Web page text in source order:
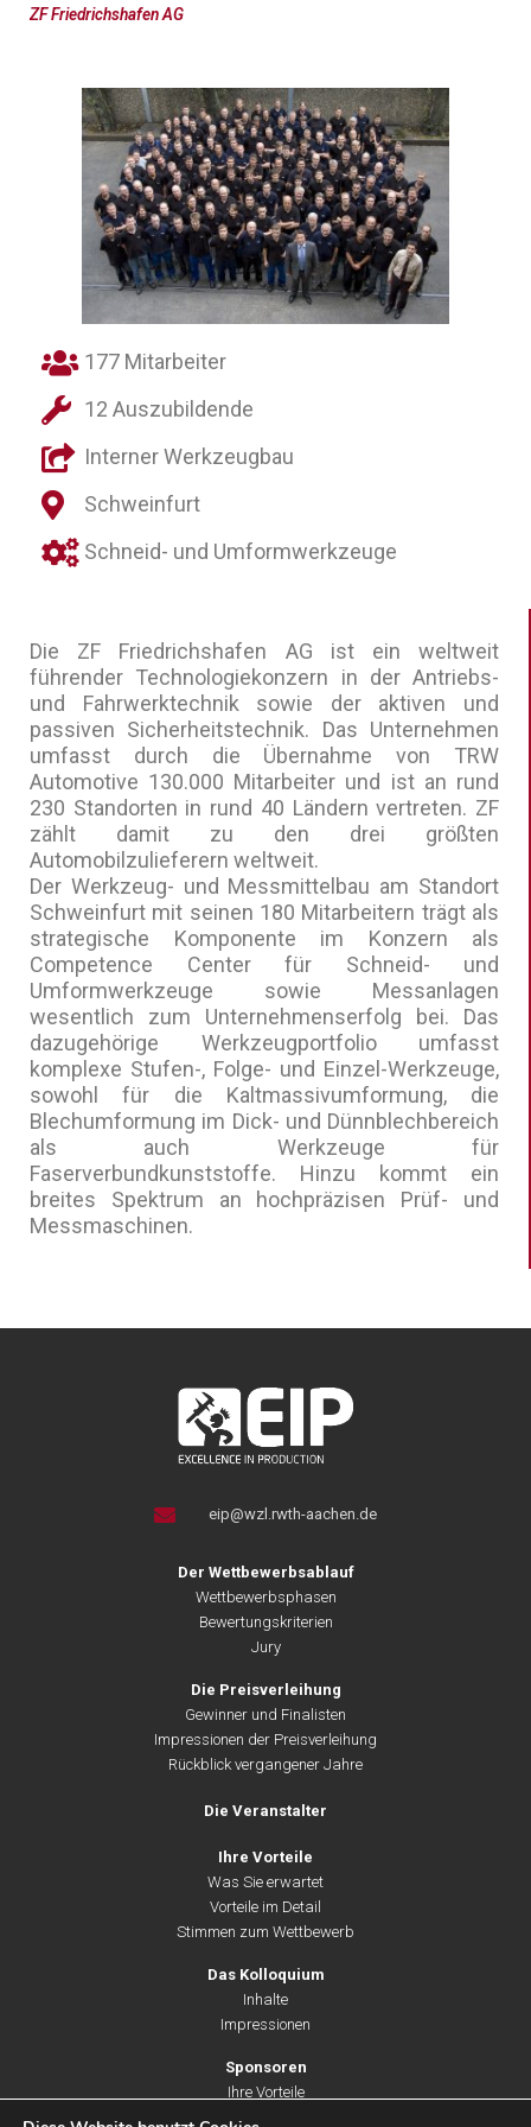
Die ZF Friedrichshafen AG ist ein weltweit
führender Technologiekonzern in der Antriebs-
und Fahrwerktechnik sowie der aktiven und
passiven Sicherheitstechnik. Das Unternehmen
umfasst durch die Übernahme von TRW
Automotive 130.000 Mitarbeiter und ist an rund
230 Standorten in rund 40 Ländern vertreten. ZF
zählt damit zu den drei größten
Automobilzulieferern weltweit.
Der Werkzeug- und Messmittelbau am Standort
Schweinfurt mit seinen 180 Mitarbeitern trägt als
strategische Komponente im Konzern als
Competence Center für Schneid- und
Umformwerkzeuge sowie Messanlagen
wesentlich zum Unternehmenserfolg bei. Das
dazugehörige Werkzeugportfolio umfasst
komplexe Stufen-, Folge- und Einzel-Werkzeuge,
sowohl für die Kaltmassivumformung, die
Blechumformung im Dick- und Dünnblechbereich
als auch Werkzeuge für
Faserverbundkunststoffe. Hinzu kommt ein
breites Spektrum an hochpräzisen Prüf- und
Messmaschinen.
ZF Friedrichshafen AG
177 Mitarbeiter
12 Auszubildende
Interner Werkzeugbau
Schweinfurt
Schneid- und Umformwerkzeuge
eip@wzl.rwth-aachen.de
Der Wettbewerbsablauf
Wettbewerbsphasen
Bewertungskriterien
Jury
Die Preisverleihung
Gewinner und Finalisten
Impressionen der Preisverleihung
Rückblick vergangener Jahre
Die Veranstalter
Ihre Vorteile
Was Sie erwartet
Vorteile im Detail
Stimmen zum Wettbewerb
Das Kolloquium
Inhalte
Impressionen
Sponsoren
Ihre Vorteile
Unsere Leistungen